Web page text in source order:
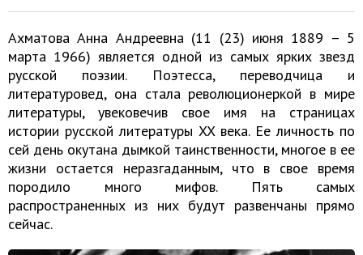
Ахматова Анна Андреевна (11 (23) июня 1889 – 5
марта 1966) является одной из самых ярких звезд
русской поэзии. Поэтесса, переводчица и
литературовед, она стала революционеркой в мире
литературы, увековечив свое имя на страницах
истории русской литературы XX века. Ее личность по
сей день окутана дымкой таинственности, многое в ее
жизни остается неразгаданным, что в свое время
породило много мифов. Пять самых
распространенных из них будут развенчаны прямо
сейчас.